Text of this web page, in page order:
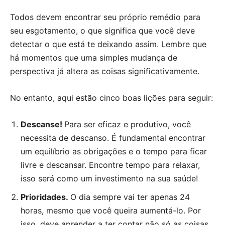
Todos devem encontrar seu próprio remédio para
seu esgotamento, o que significa que você deve
detectar o que está te deixando assim. Lembre que
há momentos que uma simples mudança de
perspectiva já altera as coisas significativamente.
No entanto, aqui estão cinco boas lições para seguir:
Descanse! Para ser eficaz e produtivo, você
necessita de descanso. É fundamental encontrar
um equilíbrio as obrigações e o tempo para ficar
livre e descansar. Encontre tempo para relaxar,
isso será como um investimento na sua saúde!
Prioridades. O dia sempre vai ter apenas 24
horas, mesmo que você queira aumentá-lo. Por